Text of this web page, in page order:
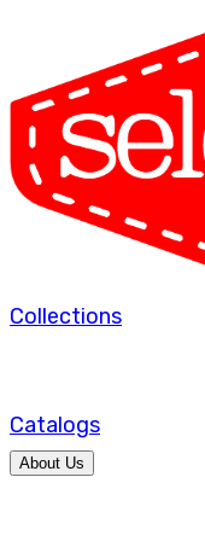
Collections
Catalogs
About Us